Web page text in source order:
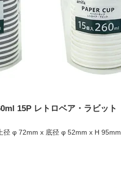
15P レトロベア・ラビット
径 φ 72mm x 底径 φ 52mm x H 95mm